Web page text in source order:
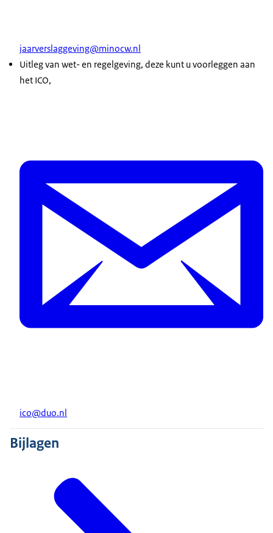
jaarverslaggeving@minocw.nl
Uitleg van wet- en regelgeving, deze kunt u voorleggen aan
het ICO,
ico@duo.nl
Bijlagen